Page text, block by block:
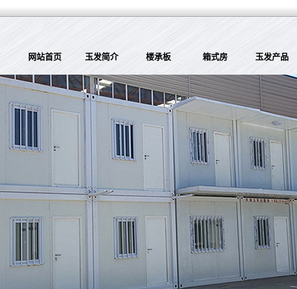
网站首页 玉发简介 楼承板 箱式房 玉发产品